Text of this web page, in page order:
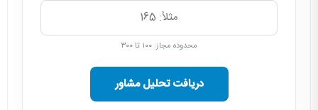
محدوده مجاز: ۱۰۰ تا ۳۰۰
دریافت تحلیل مشاور